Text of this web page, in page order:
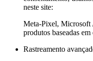
neste site:
Meta-Pixel, Microsoft
produtos baseadas
Rastreamento